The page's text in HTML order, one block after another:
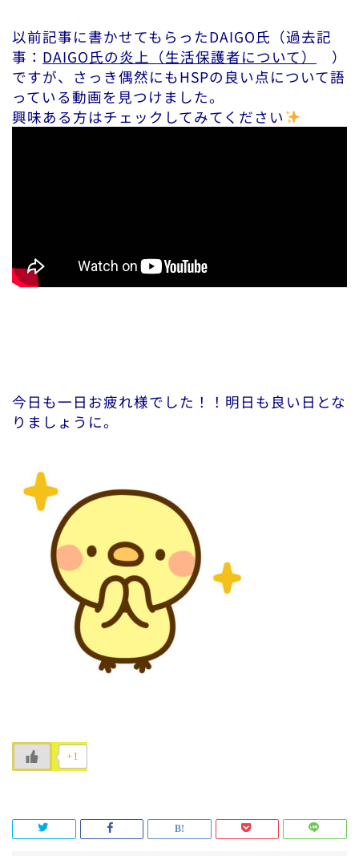
以前記事に書かせてもらったDAIGO氏（過去記
事： DAIGO氏の炎上（生活保護者について）
）
ですが、さっき偶然にもHSPの良い点について語
っている動画を見つけました。
興味ある方はチェックしてみてください
今日も一日お疲れ様でした！！明日も良い日とな
りましょうに。
+1